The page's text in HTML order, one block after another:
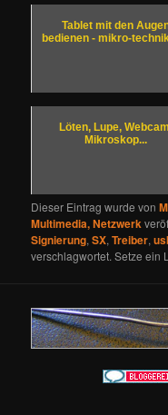
Tablet mit den
bedienen - mikro-
Löten, Lupe,
Mikroskop...
Dieser Eintrag wurde von
Multimedia, Netzwerk
Signierung,SX,Treiber,
verschlagwortet. Setze ein